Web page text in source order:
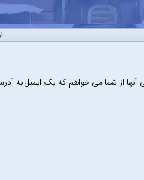
از شما می خواهم که یک ایمیل به